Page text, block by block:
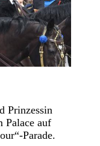
Prinzessin
Palace auf
Parade.